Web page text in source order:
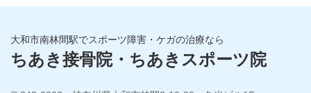
大和市南林間駅でスポーツ障害・ケガの治療なら
ちあき接骨院・ちあきスポーツ院